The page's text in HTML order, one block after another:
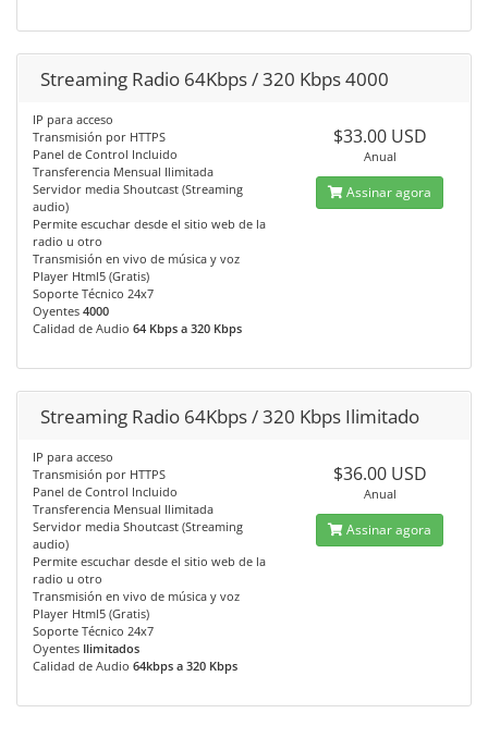
Streaming Radio 64Kbps / 320 Kbps 4000
IP para acceso
Transmisión por HTTPS
Panel de Control Incluido
Transferencia Mensual Ilimitada
Servidor media Shoutcast (Streaming
audio)
Permite escuchar desde el sitio web de la
radio u otro
Transmisión en vivo de música y voz
Player Html5 (Gratis)
Soporte Técnico 24x7
Oyentes 4000
Calidad de Audio 64 Kbps a 320 Kbps
$33.00 USD
Anual
Assinar agora
Streaming Radio 64Kbps / 320 Kbps Ilimitado
IP para acceso
Transmisión por HTTPS
Panel de Control Incluido
Transferencia Mensual Ilimitada
Servidor media Shoutcast (Streaming
audio)
Permite escuchar desde el sitio web de la
radio u otro
Transmisión en vivo de música y voz
Player Html5 (Gratis)
Soporte Técnico 24x7
Oyentes Ilimitados
Calidad de Audio 64kbps a 320 Kbps
$36.00 USD
Anual
Assinar agora